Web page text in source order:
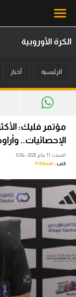
أخبار
ميركاتو
فانتازي في الجول
مسابقة التوقعات
فيديوهات
عدسات
آراء حرة
ركن الألعاب
بطولات
الكرة الأوروبية
الرئيسية أخبار
مؤتمر فليك:
الإحصائيات..
السبت، 11 يناير 2025 - 12:56
كتب : FilGoal